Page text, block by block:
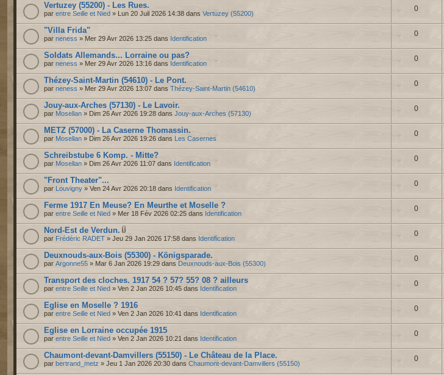
Vertuzey (55200) - Les Rues.
par entre Seille et Nied » Lun 20 Juil 2026 14:38 dans Vertuzey (55200)
0
"Villa Frida"
par neness » Mer 29 Avr 2026 13:25 dans Identification
0
Soldats Allemands... Lorraine ou pas?
par neness » Mer 29 Avr 2026 13:16 dans Identification
0
Thézey-Saint-Martin (54610) - Le Pont.
par neness » Mer 29 Avr 2026 13:07 dans Thézey-Saint-Martin (54610)
0
Jouy-aux-Arches (57130) - Le Lavoir.
par Mosellan » Dim 26 Avr 2026 19:28 dans Jouy-aux-Arches (57130)
0
METZ (57000) - La Caserne Thomassin.
par Mosellan » Dim 26 Avr 2026 19:26 dans Les Casernes
0
Schreibstube 6 Komp. - Mitte?
par Mosellan » Dim 26 Avr 2026 11:07 dans Identification
0
"Front Theater"...
par Louvigny » Ven 24 Avr 2026 20:18 dans Identification
0
Ferme 1917 En Meuse? En Meurthe et Moselle ?
par entre Seille et Nied » Mer 18 Fév 2026 02:25 dans Identification
0
Nord-Est de Verdun.
par Frédéric RADET » Jeu 29 Jan 2026 17:58 dans Identification
0
Deuxnouds-aux-Bois (55300) - Königsparade.
par Argonne55 » Mar 6 Jan 2026 19:29 dans Deuxnouds-aux-Bois (55300)
0
Transport des cloches. 1917 54 ? 57? 55? 08 ? ailleurs
par entre Seille et Nied » Ven 2 Jan 2026 10:45 dans Identification
0
Eglise en Moselle ? 1916
par entre Seille et Nied » Ven 2 Jan 2026 10:41 dans Identification
0
Eglise en Lorraine occupée 1915
par entre Seille et Nied » Ven 2 Jan 2026 10:21 dans Identification
0
Chaumont-devant-Damvillers (55150) - Le Château de la Place.
par bertrand_metz » Jeu 1 Jan 2026 20:30 dans Chaumont-devant-Damvillers (55150)
0